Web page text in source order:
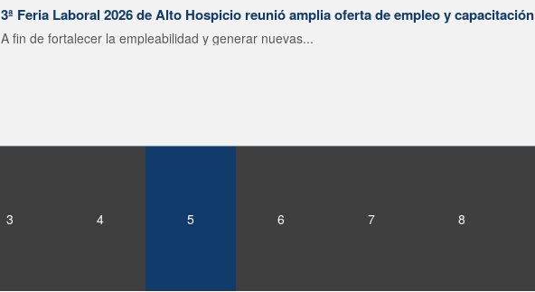
3ª Feria Laboral 2026 de Alto Hospicio reunió amplia oferta de empleo y capacitación
A fin de fortalecer la empleabilidad y generar nuevas...
3 4 5 6 7 8